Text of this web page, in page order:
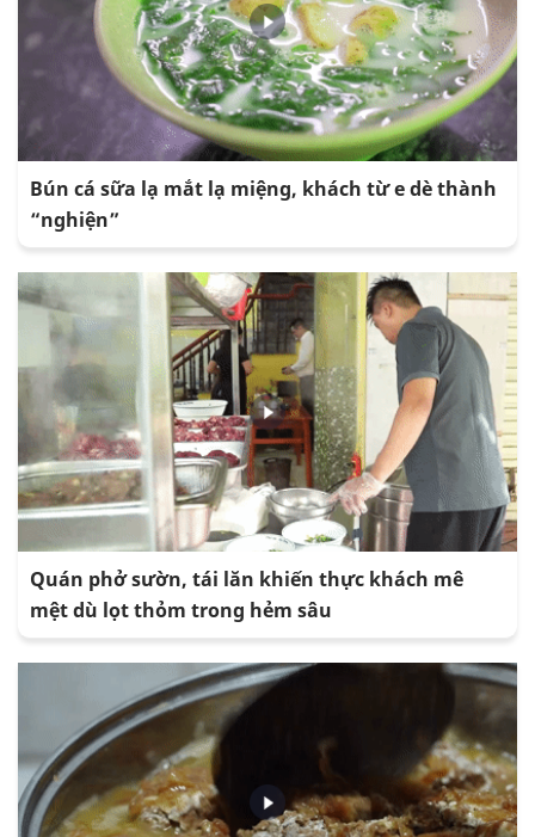
Bún cá sữa lạ mắt lạ miệng, khách từ e dè thành
“nghiện”
Quán phở sườn, tái lăn khiến thực khách mê
mệt dù lọt thỏm trong hẻm sâu